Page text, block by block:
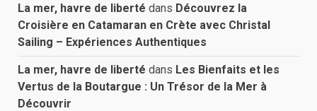
La mer, havre de liberté dans Découvrez la
Croisière en Catamaran en Crète avec Christal
Sailing – Expériences Authentiques
La mer, havre de liberté dans Les Bienfaits et les
Vertus de la Boutargue : Un Trésor de la Mer à
Découvrir